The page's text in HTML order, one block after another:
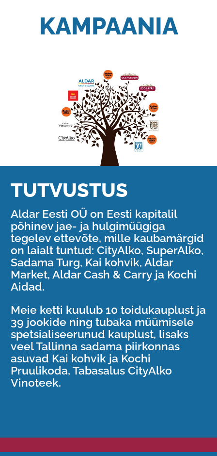
KAMPAANIA
TUTVUSTUS
Aldar Eesti OÜ on Eesti kapitalil
põhinev jae- ja hulgimüügiga
tegelev ettevõte, mille kaubamärgid
on laialt tuntud: CityAlko, SuperAlko,
Sadama Turg, Kai kohvik, Aldar
Market, Aldar Cash & Carry ja Kochi
Aidad.
Meie ketti kuulub 10 toidukauplust ja
39 jookide ning tubaka müümisele
spetsialiseerunud kauplust, lisaks
veel Tallinna sadama piirkonnas
asuvad Kai kohvik ja Kochi
Pruulikoda, Tabasalus CityAlko
Vinoteek.